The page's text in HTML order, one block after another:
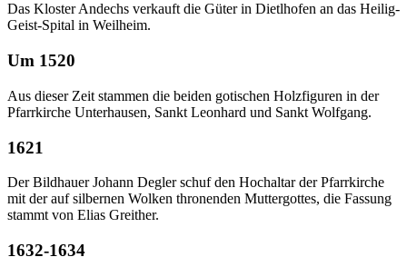
Das Kloster Andechs verkauft die Güter in Dietlhofen an das Heilig-
Geist-Spital in Weilheim.
Um 1520
Aus dieser Zeit stammen die beiden gotischen Holzfiguren in der
Pfarrkirche Unterhausen, Sankt Leonhard und Sankt Wolfgang.
1621
Der Bildhauer Johann Degler schuf den Hochaltar der Pfarrkirche
mit der auf silbernen Wolken thronenden Muttergottes, die Fassung
stammt von Elias Greither.
1632-1634